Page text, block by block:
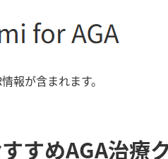
報が含まれます。
すめAGA治療